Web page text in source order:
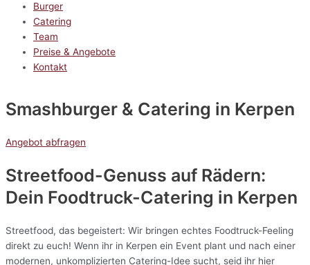
Burger
Catering
Team
Preise & Angebote
Kontakt
Smashburger & Catering in Kerpen
Angebot abfragen
Streetfood-Genuss auf Rädern:
Dein Foodtruck-Catering in Kerpen
Streetfood, das begeistert: Wir bringen echtes Foodtruck-Feeling
direkt zu euch! Wenn ihr in Kerpen ein Event plant und nach einer
modernen, unkomplizierten Catering-Idee sucht, seid ihr hier